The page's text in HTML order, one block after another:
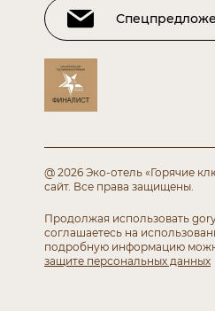
@ 2026 Эко-отель «Горячие
сайт. Все права защищены.
Продолжая использовать
соглашаетесь на
подробную информацию
защите персональных данных